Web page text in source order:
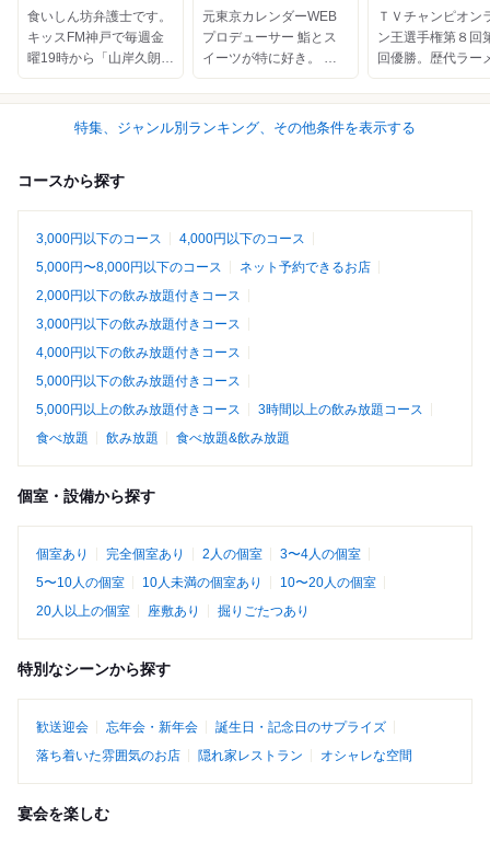
食いしん坊弁護士です。
キッスFM神戸で毎週金
曜19時から「山岸久朗の
コレってどうなんです
ーをオンエアしてます...
元東京カレンダーWEB
プロデューサー 鮨とス
イーツが特に好き。 ワ
インが飲めないがヘネシ
麻布十番在住歴...
ＴＶチャンピオン
ン王選手権第８回
回優勝。歴代ラー
によるラーメン大
特集、ジャンル別ランキング、その他条件を表示する
コースから探す
3,000円以下のコース
4,000円以下のコース
5,000円〜8,000円以下のコース
ネット予約できるお店
2,000円以下の飲み放題付きコース
3,000円以下の飲み放題付きコース
4,000円以下の飲み放題付きコース
5,000円以下の飲み放題付きコース
5,000円以上の飲み放題付きコース
3時間以上の飲み放題コース
食べ放題
飲み放題 食べ放題&飲み放題
個室・設備から探す
個室あり 完全個室あり 2人の個室
3〜4人の個室
5〜10人の個室
10人未満の個室あり
10〜20人の個室
20人以上の個室
座敷あり 掘りごたつあり
特別なシーンから探す
歓送迎会 忘年会・新年会
誕生日・記念日のサプライズ
落ち着いた雰囲気のお店
隠れ家レストラン オシャレな空間
宴会を楽しむ